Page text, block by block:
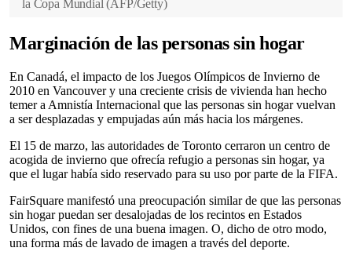
la Copa Mundial (AFP/Getty)
Marginación de las personas sin hogar
En Canadá, el impacto de los Juegos Olímpicos de Invierno de
2010 en Vancouver y una creciente crisis de vivienda han hecho
temer a Amnistía Internacional que las personas sin hogar vuelvan
a ser desplazadas y empujadas aún más hacia los márgenes.
El 15 de marzo, las autoridades de Toronto cerraron un centro de
acogida de invierno que ofrecía refugio a personas sin hogar, ya
que el lugar había sido reservado para su uso por parte de la FIFA.
FairSquare manifestó una preocupación similar de que las personas
sin hogar puedan ser desalojadas de los recintos en Estados
Unidos, con fines de una buena imagen. O, dicho de otro modo,
una forma más de lavado de imagen a través del deporte.